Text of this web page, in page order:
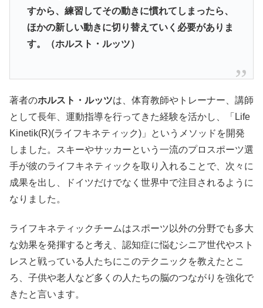
すから、練習してその動きに慣れてしまったら、
ほかの新しい動きに切り替えていく必要がありま
す。（ホルスト・ルッツ）
著者のホルスト・ルッツは、体育教師やトレーナー、講師
として長年、運動指導を行ってきた経験を活かし、「Life
Kinetik(R)(ライフキネティック)」というメソッドを開発
しました。スキーやサッカーという一流のプロスポーツ選
手が彼のライフキネティックを取り入れることで、次々に
成果を出し、ドイツだけでなく世界中で注目されるように
なりました。
ライフキネティックチームはスポーツ以外の分野でも多大
な効果を発揮すると考え、認知症に悩むシニア世代やスト
レスと戦っている人たちにこのテクニックを教えたとこ
ろ、子供や老人など多くの人たちの脳のつながりを強化で
きたと言います。